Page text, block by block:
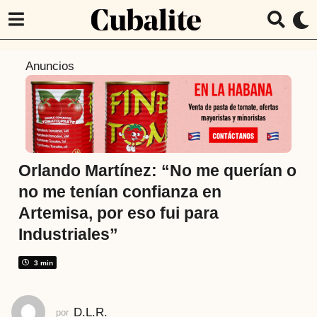
t
á
s
a
ñ
s
Anuncios
Orlando Martínez: “No me querían o
no me tenían confianza en
Artemisa, por eso fui para
Industriales”
3 min
por D.L.R.